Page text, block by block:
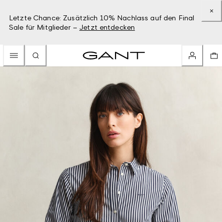
Letzte Chance: Zusätzlich 10% Nachlass auf den Final
Sale für Mitglieder – Jetzt entdecken